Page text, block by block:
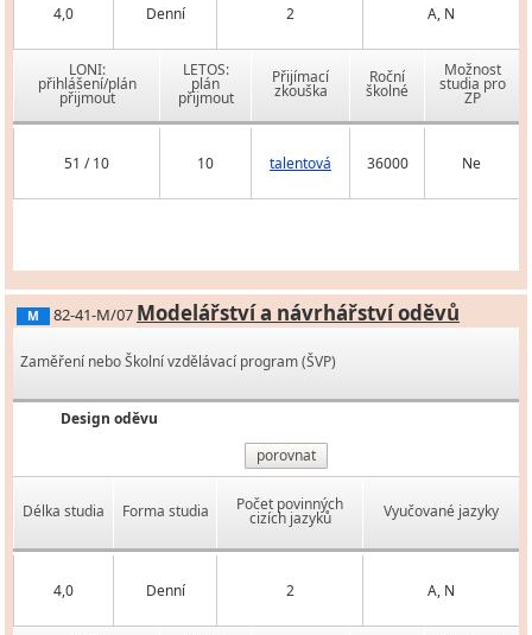
4,0 Denní 2 A, N
LONI:
přihlášení/plán
přijmout
LETOS:
plán
přijmout
Přijímací
zkouška
Roční
školné
Možnost
studia pro
ZP
51 / 10 10 talentová 36000 Ne
M 82-41-M/07 Modelářství a návrhářství oděvů
Zaměření nebo Školní vzdělávací program (ŠVP)
Design oděvu
porovnat
Délka studia Forma studia Počet povinných
cizích jazyků Vyučované jazyky
4,0 Denní 2 A, N